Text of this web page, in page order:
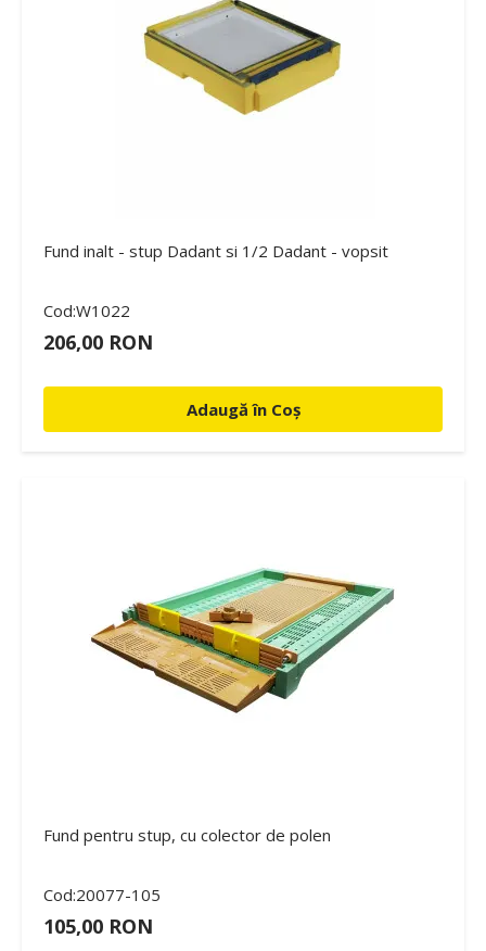
Fund inalt - stup Dadant si 1/2 Dadant - vopsit
Cod:W1022
206,00 RON
Adaugă în Coș
Fund pentru stup, cu colector de polen
Cod:20077-105
105,00 RON